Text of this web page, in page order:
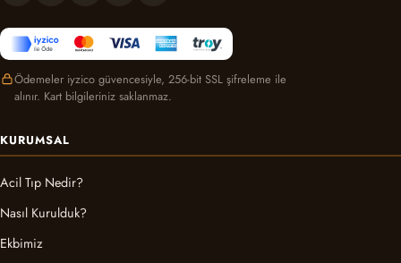
Ödemeler iyzico güvencesiyle, 256-bit SSL şifreleme ile
alınır. Kart bilgileriniz saklanmaz.
KURUMSAL
Acil Tıp Nedir?
Nasıl Kurulduk?
Ekbimiz